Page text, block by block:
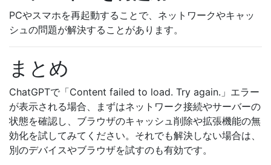
PCやスマホを再起動することで、ネットワークやキャッ
シュの問題が解決することがあります。
まとめ
ChatGPTで「Content failed to load. Try again.」エラー
が表示される場合、まずはネットワーク接続やサーバーの
状態を確認し、ブラウザのキャッシュ削除や拡張機能の無
効化を試してみてください。それでも解決しない場合は、
別のデバイスやブラウザを試すのも有効です。